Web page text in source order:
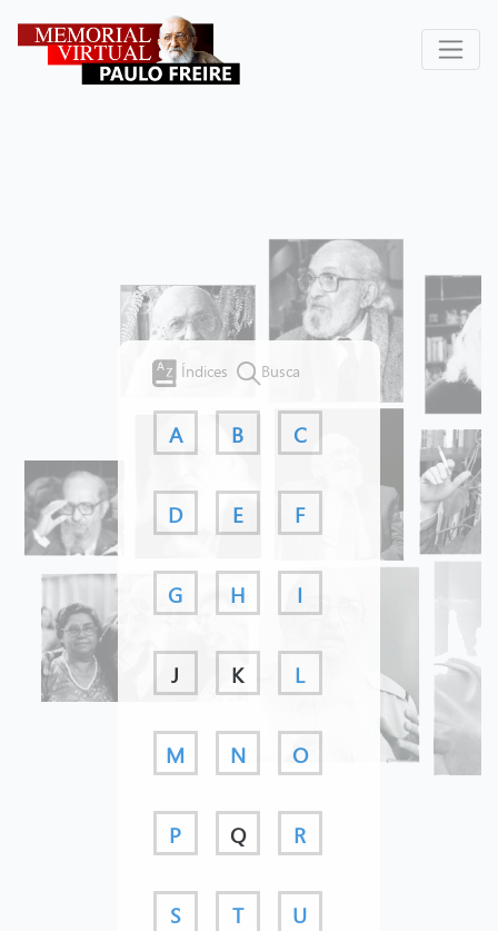
Índices Busca
A B C
D E F
G H I
J K L
M N O
P Q R
S T U